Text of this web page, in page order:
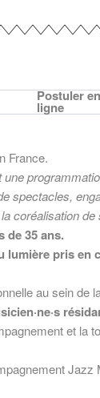
Postuler en
ligne
France.
spectacles,
coréalisation
de 35 ans.
lumière pris en
au sein de
et la